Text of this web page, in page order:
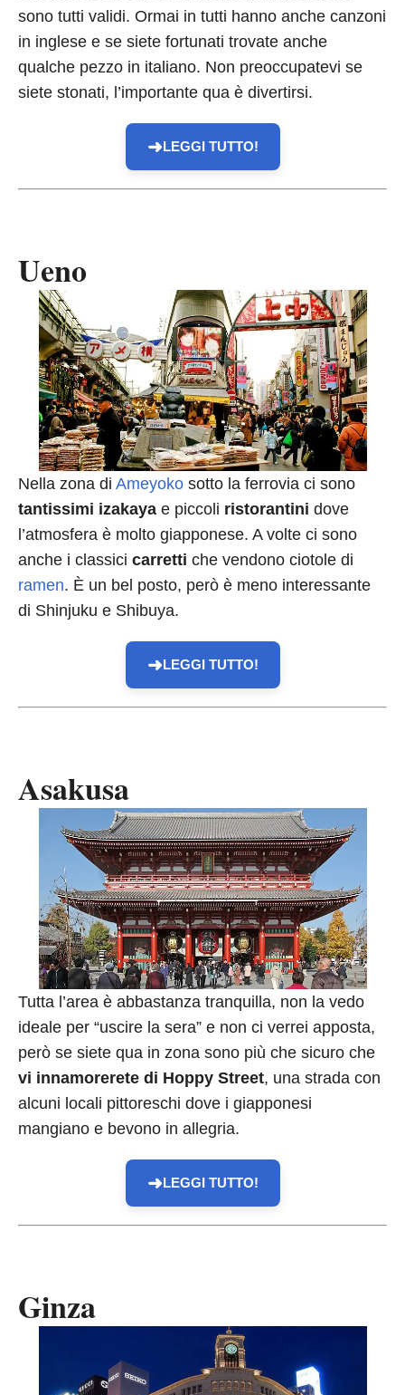
sono tutti validi. Ormai in tutti hanno anche canzoni
in inglese e se siete fortunati trovate anche
qualche pezzo in italiano. Non preoccupatevi se
siete stonati, l’importante qua è divertirsi.
➜LEGGI TUTTO!
Ueno
Nella zona di Ameyoko sotto la ferrovia ci sono
tantissimi izakaya e piccoli ristorantini dove
l’atmosfera è molto giapponese. A volte ci sono
anche i classici carretti che vendono ciotole di
ramen. È un bel posto, però è meno interessante
di Shinjuku e Shibuya.
➜LEGGI TUTTO!
Asakusa
Tutta l’area è abbastanza tranquilla, non la vedo
ideale per “uscire la sera” e non ci verrei apposta,
però se siete qua in zona sono più che sicuro che
vi innamorerete di Hoppy Street, una strada con
alcuni locali pittoreschi dove i giapponesi
mangiano e bevono in allegria.
➜LEGGI TUTTO!
Ginza